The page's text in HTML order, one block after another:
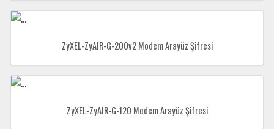
ZyXEL-ZyAIR-G-200v2 Modem Arayüz Şifresi
ZyXEL-ZyAIR-G-120 Modem Arayüz Şifresi